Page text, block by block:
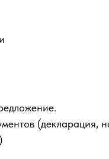
(декларация,